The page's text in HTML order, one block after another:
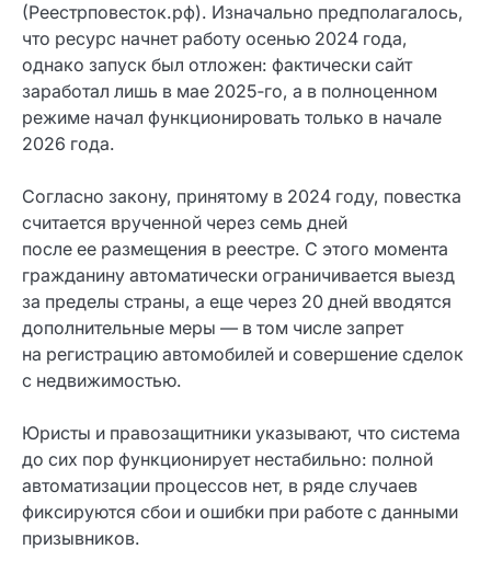
(Реестрповесток.рф). Изначально предполагалось,
что ресурс начнет работу осенью 2024 года,
однако запуск был отложен: фактически сайт
заработал лишь в мае 2025‑го, а в полноценном
режиме начал функционировать только в начале
2026 года.
Согласно закону, принятому в 2024 году, повестка
считается врученной через семь дней
после ее размещения в реестре. С этого момента
гражданину автоматически ограничивается выезд
за пределы страны, а еще через 20 дней вводятся
дополнительные меры — в том числе запрет
на регистрацию автомобилей и совершение сделок
с недвижимостью.
Юристы и правозащитники указывают, что система
до сих пор функционирует нестабильно: полной
автоматизации процессов нет, в ряде случаев
фиксируются сбои и ошибки при работе с данными
призывников.